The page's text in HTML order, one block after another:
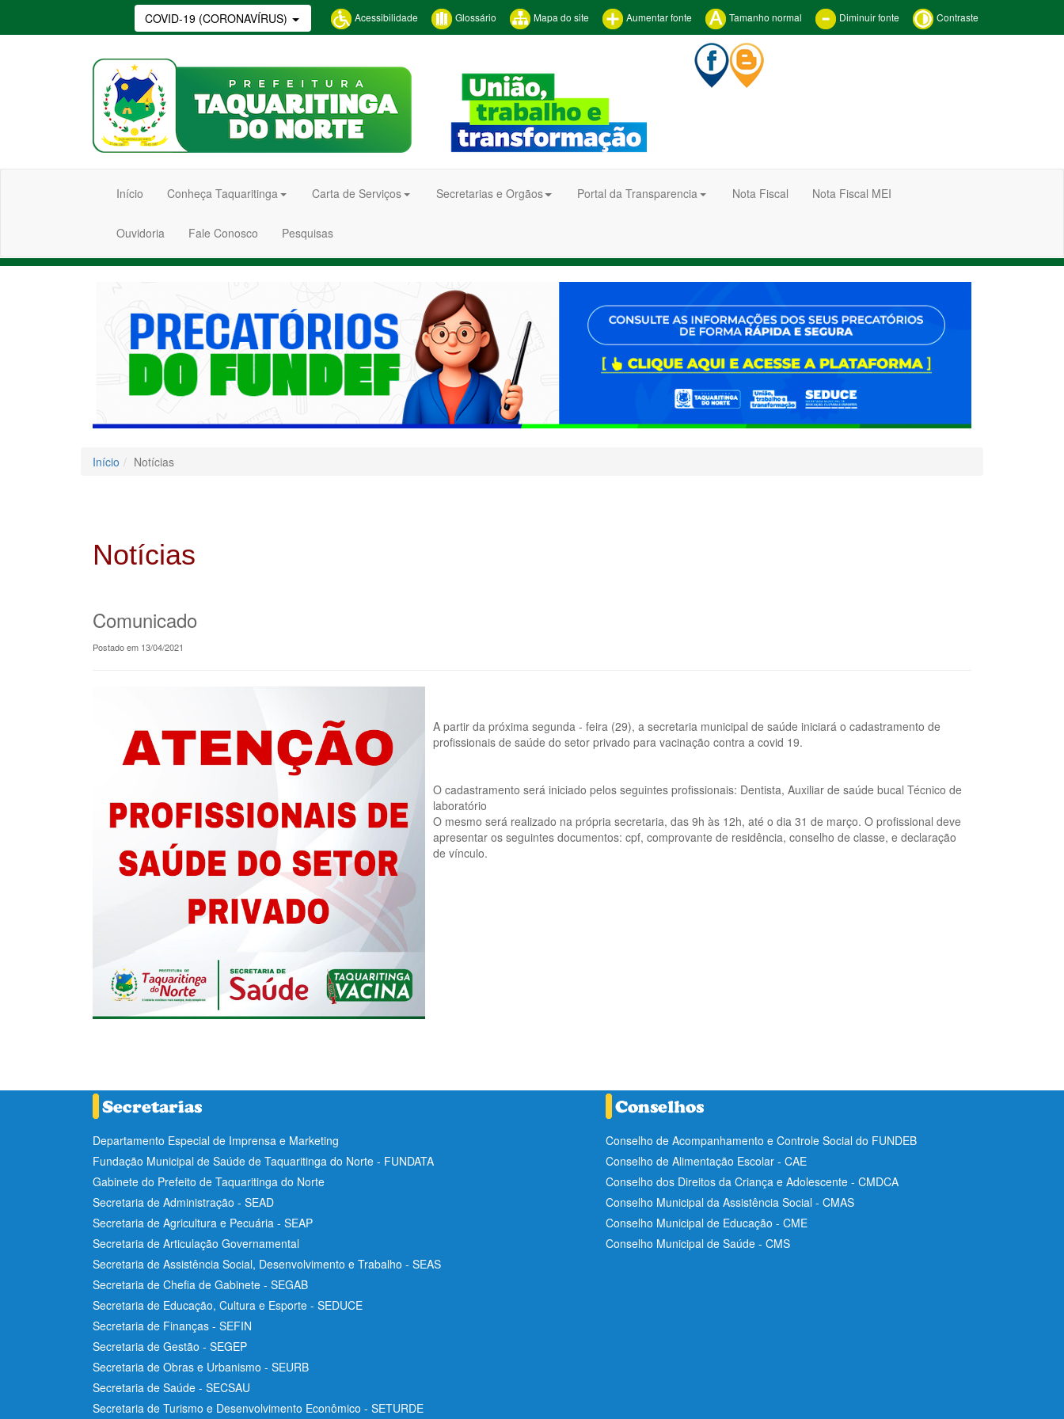
COVID-19 (CORONAVÍRUS) Acessibilidade Glossário Mapa do site Aumentar fonte Tamanho normal Diminuir fonte Contraste
Início Conheça Taquaritinga Carta de Serviços Secretarias e Orgãos Portal da Transparencia Nota Fiscal Nota Fiscal MEI
Ouvidoria Fale Conosco Pesquisas
Início Notícias
Notícias
Comunicado
Postado em 13/04/2021
A partir da próxima segunda - feira (29), a secretaria municipal de saúde iniciará o cadastramento de
profissionais de saúde do setor privado para vacinação contra a covid 19.
O cadastramento será iniciado pelos seguintes profissionais: Dentista, Auxiliar de saúde bucal Técnico de
laboratório
O mesmo será realizado na própria secretaria, das 9h às 12h, até o dia 31 de março. O profissional deve
apresentar os seguintes documentos: cpf, comprovante de residência, conselho de classe, e declaração
de vínculo.
Departamento Especial de Imprensa e Marketing
Fundação Municipal de Saúde de Taquaritinga do Norte - FUNDATA
Gabinete do Prefeito de Taquaritinga do Norte
Secretaria de Administração - SEAD
Secretaria de Agricultura e Pecuária - SEAP
Secretaria de Articulação Governamental
Secretaria de Assistência Social, Desenvolvimento e Trabalho - SEAS
Secretaria de Chefia de Gabinete - SEGAB
Secretaria de Educação, Cultura e Esporte - SEDUCE
Secretaria de Finanças - SEFIN
Secretaria de Gestão - SEGEP
Secretaria de Obras e Urbanismo - SEURB
Secretaria de Saúde - SECSAU
Secretaria de Turismo e Desenvolvimento Econômico - SETURDE
Conselho de Acompanhamento e Controle Social do FUNDEB
Conselho de Alimentação Escolar - CAE
Conselho dos Direitos da Criança e Adolescente - CMDCA
Conselho Municipal da Assistência Social - CMAS
Conselho Municipal de Educação - CME
Conselho Municipal de Saúde - CMS